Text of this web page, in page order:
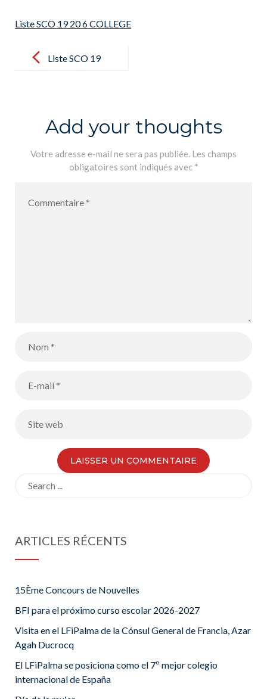
Liste SCO 19 20 6 COLLEGE
navigationListe SCO 19
Add your thoughts
Votre adresse e-mail ne sera pas publiée. Les champs
obligatoires sont indiqués avec *
ARTICLES RÉCENTS
15Ème Concours de Nouvelles
BFI para el próximo curso escolar 2026-2027
Visita en el LFiPalma de la Cónsul General de Francia, Azar
Agah Ducrocq
El LFiPalma se posiciona como el 7º mejor colegio
internacional de España